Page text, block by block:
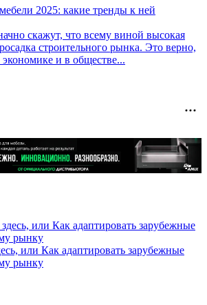
2025: какие тренды к ней
скажут, что всему виной высокая
строительного рынка. Это верно,
экономике и в обществе...
или Как адаптировать зарубежные
рынку